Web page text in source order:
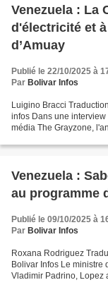
Venezuela : La
d'électricité et
d’Amuay
Publié le 22/10/2025 à
Par Bolivar Infos
Luigino Bracci
infos Dans une
média The Grayzone,
Venezuela :
au programme
Publié le 09/10/2025 à
Par Bolivar Infos
Roxana Rodriguez
Bolivar Infos Le ministre
Vladimir Padrino, Lopez